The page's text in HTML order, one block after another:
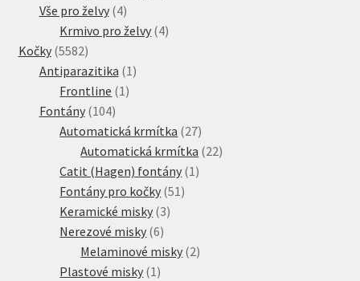
Vše pro želvy 44
produkty
Krmivo pro želvy 44
Kočky 55825582
produktů
Antiparazitika 1 1
Frontline 1 1
Fontány 104104
produktů
Automatická krmítka 2727
produktů
Automatická krmítka 2222
Catit (Hagen) fontány 1 1
Fontány pro kočky 51 51
Keramické misky 33
Nerezové misky 66
produktů
Melaminové misky 22
Plastové misky 1 1